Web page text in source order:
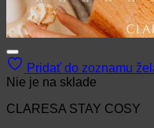
Pridať do zoznamu
Nie je na sklade
CLARESA STAY COSY